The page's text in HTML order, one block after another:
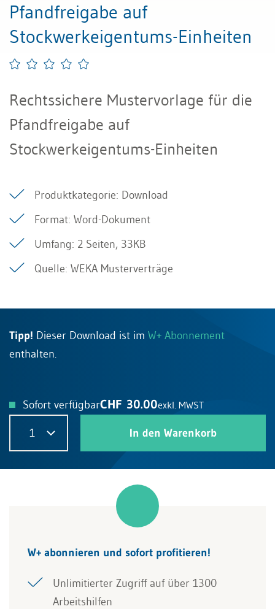
Pfandfreigabe auf
Stockwerkeigentums-Einheiten
Rechtssichere Mustervorlage für die
Pfandfreigabe auf
Stockwerkeigentums-Einheiten
Produktkategorie: Download
Format: Word-Dokument
Umfang: 2 Seiten, 33KB
Quelle: WEKA Musterverträge
Tipp! Dieser Download ist im W+ Abonnement
enthalten.
Sofort verfügbarCHF 30.00exkl. MWST
1 In den Warenkorb
W+ abonnieren und sofort profitieren!
Unlimitierter Zugriff auf über 1300
Arbeitshilfen